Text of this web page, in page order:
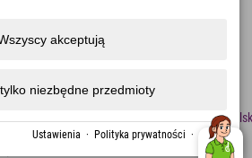
zrównoważonego
akceptują
niezbędne przedmioty
Ustawienia · Polityka prywatności · odcisk